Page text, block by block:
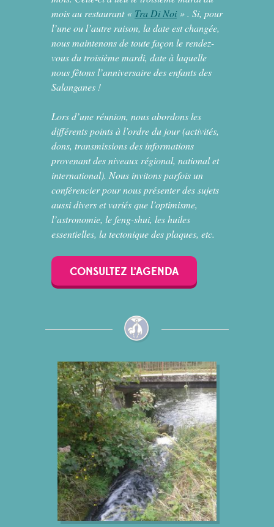
mois au restaurant « Tra Di Noi » . Si, pour
l’une ou l’autre raison, la date est changée,
nous maintenons de toute façon le rendez-
vous du troisième mardi, date à laquelle
nous fêtons l’anniversaire des enfants des
Salanganes !
Lors d’une réunion, nous abordons les
différents points à l’ordre du jour (activités,
dons, transmissions des informations
provenant des niveaux régional, national et
international). Nous invitons parfois un
conférencier pour nous présenter des sujets
aussi divers et variés que l’optimisme,
l’astronomie, le feng-shui, les huiles
essentielles, la tectonique des plaques, etc.
CONSULTEZ L’AGENDA